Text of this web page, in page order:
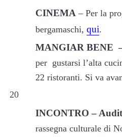
CINEMA – Per la
bergamaschi, qui.
MANGIAR BENE
per gustarsi l’alta
22 ristoranti. Si va
20
INCONTRO –
rassegna culturale di